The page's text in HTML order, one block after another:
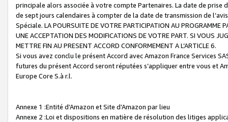
principale alors associée à votre compte Partenaires. La date de
de sept jours calendaires à compter de la date de transmission de
Spéciale. LA POURSUITE DE VOTRE PARTICIPATION AU PROGRAMME
UNE ACCEPTATION DES MODIFICATIONS DE VOTRE PART. SI VOUS
METTRE FIN AU PRESENT ACCORD CONFORMEMENT A L’ARTICLE 6.
Si vous avez conclu le présent Accord avec Amazon France Services
futures du présent Accord seront réputées s’appliquer entre vous et
Europe Core S.à r.l.
Annexe 1 :Entité d’Amazon et Site d’Amazon par lieu
Annexe 2 :Loi et dispositions en matière de résolution des litiges